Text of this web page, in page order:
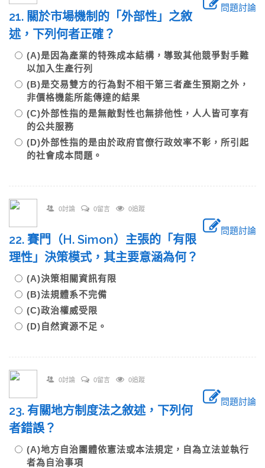
問題討論
21. 關於市場機制的「外部性」之敘
述，下列何者正確？
(A)是因為產業的特殊成本結構，導致其他競爭對手難
以加入生產行列
(B)是交易雙方的行為對不相干第三者產生預期之外，
非價格機能所能傳達的結果
(C)外部性指的是無敵對性也無排他性，人人皆可享有
的公共服務
(D)外部性指的是由於政府官僚行政效率不彰，所引起
的社會成本問題。
0討論 0留言 0追蹤
問題討論
22. 賽門（H. Simon）主張的「有限
理性」決策模式，其主要意涵為何？
(A)決策相關資訊有限
(B)法規體系不完備
(C)政治權威受限
(D)自然資源不足。
0討論 0留言 0追蹤
問題討論
23. 有關地方制度法之敘述，下列何
者錯誤？
(A)地方自治團體依憲法或本法規定，自為立法並執行
者為自治事項